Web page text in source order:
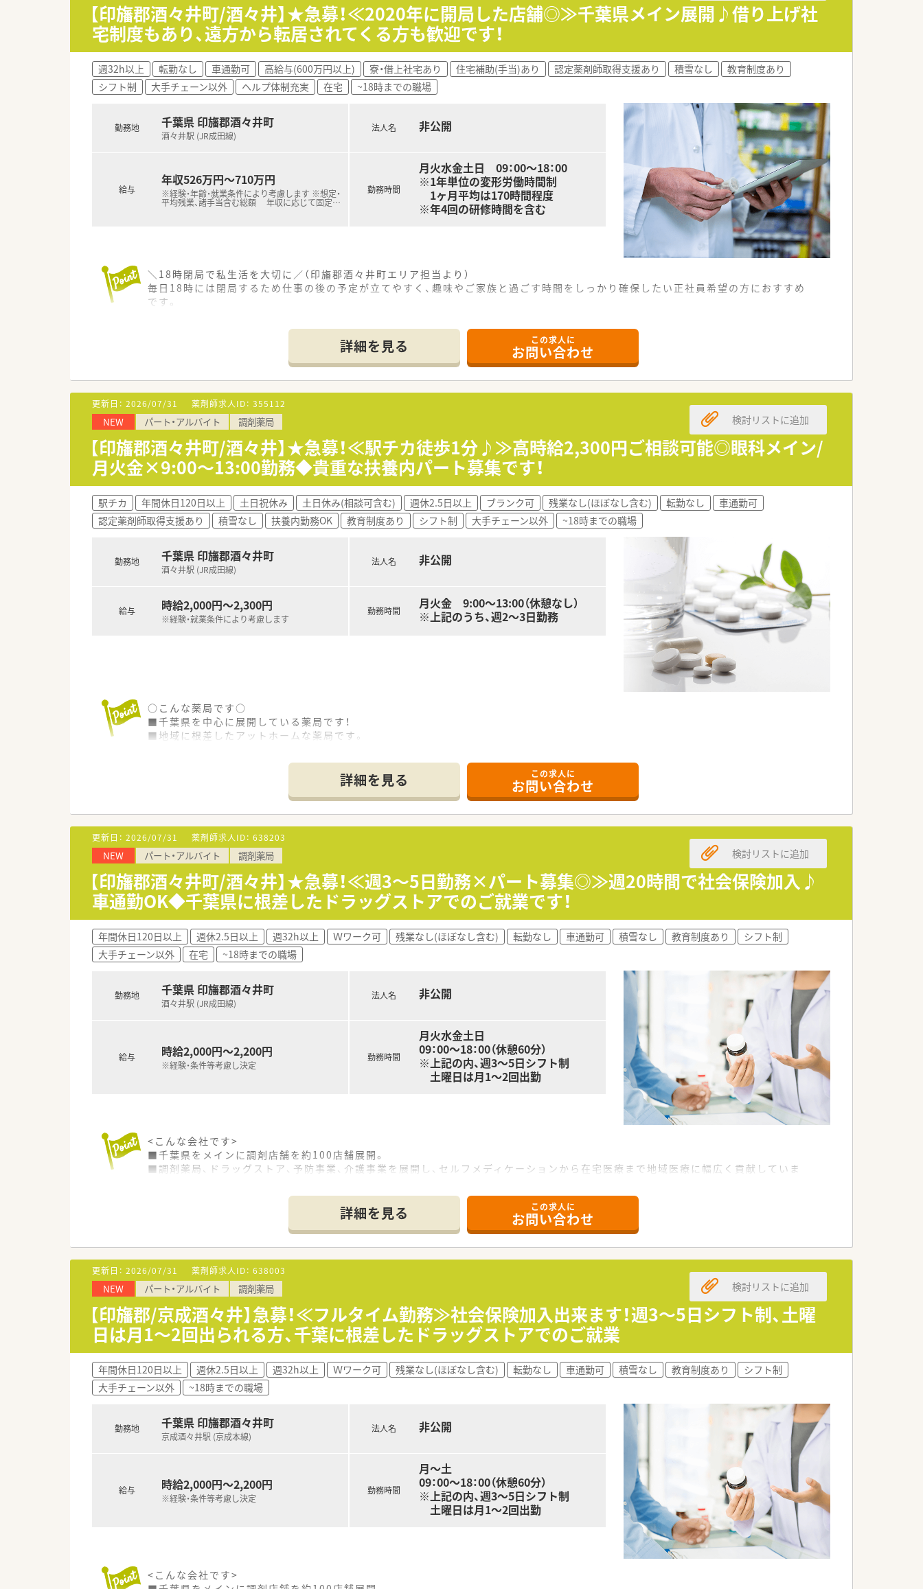
【やりがい/おすすめポイント】
■処方箋の枚数が落ち着いているからこそ、目の前の患者様一人ひとりの声にゆっくりと耳を傾けた服薬指導ができます。
■単身での転転職を考えている正社員の方には、月額25000円という破格の安さで利用できる嬉しい独り立ち寮がございます。
■急な欠員が生じた際にも、すぐに本部や近隣店から応援薬剤師がフォローに駆けつけてくれるため負担が少なく安心です。
【印旛郡酒々井町/酒々井】★急募！≪2020年に開局した店舗◎≫千葉県メイン展開♪借り上げ社
宅制度もあり、遠方から転居されてくる方も歓迎です！
週32h以上 転勤なし 車通勤可 高給与(600万円以上) 寮・借上社宅あり 住宅補助(手当)あり 認定薬剤師取得支援あり 積雪なし
教育制度あり
シフト制
大手チェーン以外 ヘルプ体制充実 在宅 ~18時までの職場
勤務地 千葉県 印旛郡酒々井町
酒々井駅 (JR成田線)
給与
年収526万円～710万円
※経験・年齢・就業条件により考慮します ※想定・
平均残業、諸手当含む総額 年収に応じて固定…
法人名 非公開
勤務時間
月火水金土日 09：00～18：00
※1年単位の変形労働時間制
1ヶ月平均は170時間程度
※年4回の研修時間を含む
＼18時閉局で私生活を大切に／（印旛郡酒々井町エリア担当より）
毎日18時には閉局するため仕事の後の予定が立てやすく、趣味やご家族と過ごす時間をしっかり確保したい正社員希望の方におすすめ
です。
【店舗情報と応需状況について】
■JR成田線の酒々井駅から車で10分ほどの立地にあり、マイカーを利用した快適な通勤が大変便利な店舗でございます。
■応需科目は面対応となっており、1日あたり20枚から30枚の処方箋を扱いながら幅広い処方に触れることが可能です。
■勤務スタッフは常勤薬剤師が1人、非常勤薬剤師が4人在籍しており、2020年に開局した大変キレイな薬局です。
【こんな方にオススメ】
■初期費用や引越し費用、家賃や駐車場代まで100％会社が負担してくれる充実した社宅制度を求める方に最適です。
■育児や介護による勤務制限が発生した場合でも、正社員のステータスのまま安心して働き続けたい方に勧めます。
■自らスキルアップを目指す際の受講料や教材費を貸し付ける資格取得支援制度を活用し、成長したい方にピッタリです。
【やりがい/おすすめポイント】
■退職金制度は確定拠出年金と退職一時金の二本立てとなっており、定年後の生活まで豊かに見据えられる安心感です。
■入社3ヶ月後には10日間の有給休暇がスピーディーに付与されるため、急な用事や体調不良の際にも安心できます。
■ドラッグストア大手が運営する安定基盤のもと、創立から長年培われたノウハウを吸収できる点が魅力です。
詳細を見る この求人に
お問い合わせ
更新日： 2026/07/31 薬剤師求人ID： 355112
NEW パート・アルバイト 調剤薬局
【印旛郡酒々井町/酒々井】★急募！≪駅チカ徒歩1分♪≫高時給2,300円ご相談可能◎眼科メイン/
月火金×9:00～13:00勤務◆貴重な扶養内パート募集です！
検討リストに追加
駅チカ 年間休日120日以上 土日祝休み 土日休み(相談可含む) 週休2.5日以上 ブランク可 残業なし(ほぼなし含む) 転勤なし
車通勤可
認定薬剤師取得支援あり
積雪なし 扶養内勤務OK 教育制度あり シフト制 大手チェーン以外 ~18時までの職場
勤務地 千葉県 印旛郡酒々井町
酒々井駅 (JR成田線)
給与 時給2,000円～2,300円
※経験・就業条件により考慮します
法人名 非公開
勤務時間
月火金 9:00～13:00（休憩なし）
※上記のうち、週2～3日勤務
○こんな薬局です○
■千葉県を中心に展開している薬局です！
■地域に根差したアットホームな薬局です。
詳細を見る この求人に
お問い合わせ
更新日： 2026/07/31 薬剤師求人ID： 638203
NEW パート・アルバイト 調剤薬局
【印旛郡酒々井町/酒々井】★急募！≪週3～5日勤務×パート募集◎≫週20時間で社会保険加入♪
車通勤OK◆千葉県に根差したドラッグストアでのご就業です！
検討リストに追加
年間休日120日以上 週休2.5日以上 週32h以上 Ｗワーク可 残業なし(ほぼなし含む) 転勤なし 車通勤可 積雪なし 教育制度あり
シフト制
大手チェーン以外
在宅 ~18時までの職場
勤務地 千葉県 印旛郡酒々井町
酒々井駅 (JR成田線)
給与 時給2,000円～2,200円
※経験・条件等考慮し決定
法人名 非公開
勤務時間
月火水金土日
09：00～18：00（休憩60分）
※上記の内、週3～5日シフト制
土曜日は月1～2回出勤
<こんな会社です>
■千葉県をメインに調剤店舗を約100店舗展開。
■調剤薬局、ドラッグストア、予防事業、介護事業を展開し、セルフメディケーションから在宅医療まで地域医療に幅広く貢献していま
■セルフメディケーションと在宅医療を推進し、看護師や管理栄養士、ケアマネージャー、登録販売者など幅広い職種の従業員が在籍し
ており職種を超えた連携で地域の健康をサポートしています。
■全店で分離申請となっており、調剤業務に専念できる就業環境となっております。レジ打ちや品出しは行わず、薬局を併設していない
店舗への配属はございません。
■調剤併設ドラッグストアや総合病院門、在宅医療専門など様々なタイプの薬局があり、活躍の場が幅広く用意されております。
ご希望の方には在宅医療の分野などへ進んでいくことも可能で、薬剤師としてスキルアップを目指していけます。
詳細を見る この求人に
お問い合わせ
更新日： 2026/07/31 薬剤師求人ID： 638003
NEW パート・アルバイト 調剤薬局
【印旛郡/京成酒々井】急募！≪フルタイム勤務≫社会保険加入出来ます！週3～5日シフト制、土曜
日は月1～2回出られる方、千葉に根差したドラッグストアでのご就業
検討リストに追加
年間休日120日以上 週休2.5日以上 週32h以上 Ｗワーク可 残業なし(ほぼなし含む) 転勤なし 車通勤可 積雪なし 教育制度あり
シフト制
大手チェーン以外
~18時までの職場
勤務地 千葉県 印旛郡酒々井町
京成酒々井駅 (京成本線)
給与 時給2,000円～2,200円
※経験・条件等考慮し決定
法人名 非公開
勤務時間
月～土
09：00～18：00（休憩60分）
※上記の内、週3～5日シフト制
土曜日は月1～2回出勤
<こんな会社です>